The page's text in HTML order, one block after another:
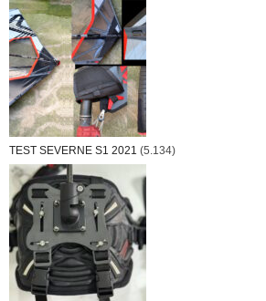
TEST SEVERNE S1 2021 (5.134)